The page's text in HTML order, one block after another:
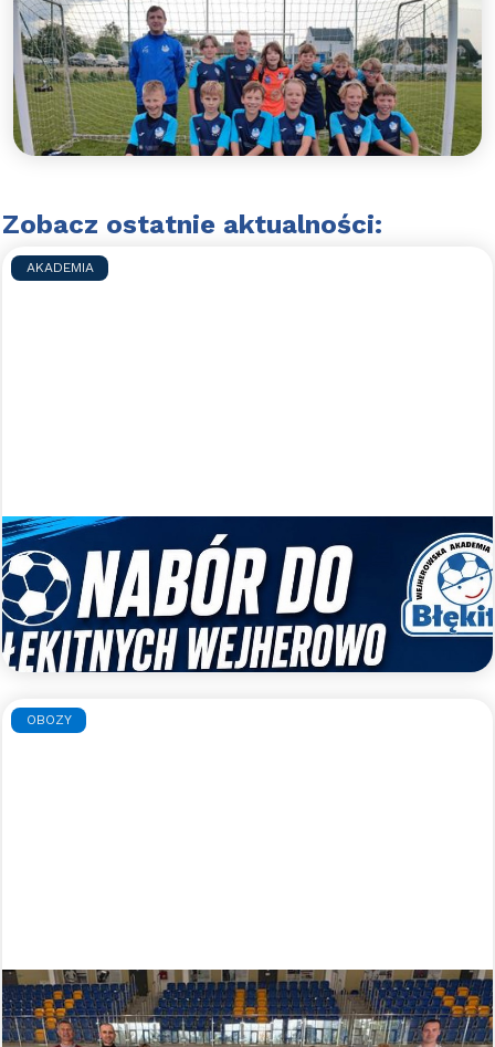
Błękitny rocznik 2012 z kolejnym
ligowym zwycięstwem!
Błękitni Wejherowo po raz szósty wygrywają w
ligowych potyczkach. 2012 na szczycie tabeli!
Czytaj więcej >>
Zobacz ostatnie aktualności:
AKADEMIA
Nabory uzupełniające do WAPN
Błękitni Wejherowo
Zapraszamy do gry w WAPN Błękitni Wejherowo
Czytaj więcej >>
OBOZY
Błękitny obóz indywidualny - lato
2026